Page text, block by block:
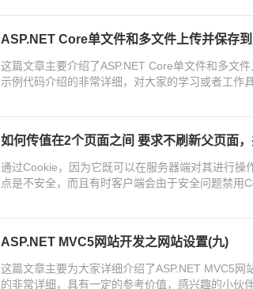
ASP.NET Core单文件和多文件上传并保存
这篇文章主要介绍了ASP.NET Core单文件和多文
示例代码介绍的非常详细，对大家的学习或者工作
如何传值在2个页面之间 要求不刷新父页面
通过Cookie，因为它既可以在服务器端对其进行操
点是不安全，而且有时客户端会由于安全问题禁用
ASP.NET MVC5网站开发之网站设置(九)
这篇文章主要为大家详细介绍了ASP.NET MVC5网
的非常详细，具有一定的参考价值，感兴趣的小伙